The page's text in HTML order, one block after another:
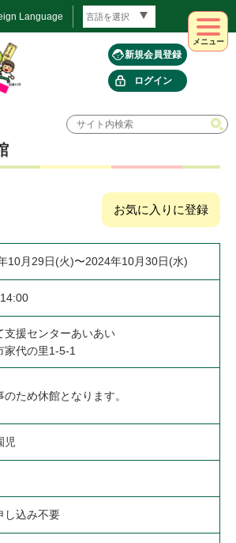
Language
新規会員登録
ログイン
メニュー
お気に入りに登録
10月29日(火)〜2024年10月30日(水)
支援センターあいあい
家代の里1-5-1
のため休館となります。
児
し込み不要